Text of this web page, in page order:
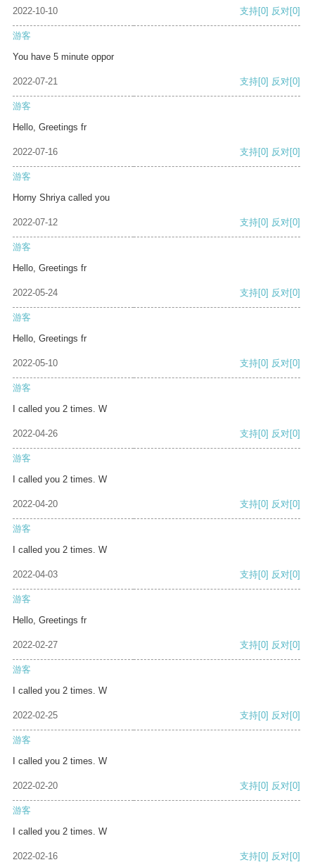
2022-10-10 支持[0] 反对[0]
游客
You have 5 minute oppor
2022-07-21 支持[0] 反对[0]
游客
Hello, Greetings fr
2022-07-16 支持[0] 反对[0]
游客
Horny Shriya called you
2022-07-12 支持[0] 反对[0]
游客
Hello, Greetings fr
2022-05-24 支持[0] 反对[0]
游客
Hello, Greetings fr
2022-05-10 支持[0] 反对[0]
游客
I called you 2 times. W
2022-04-26 支持[0] 反对[0]
游客
I called you 2 times. W
2022-04-20 支持[0] 反对[0]
游客
I called you 2 times. W
2022-04-03 支持[0] 反对[0]
游客
Hello, Greetings fr
2022-02-27 支持[0] 反对[0]
游客
I called you 2 times. W
2022-02-25 支持[0] 反对[0]
游客
I called you 2 times. W
2022-02-20 支持[0] 反对[0]
游客
I called you 2 times. W
2022-02-16 支持[0] 反对[0]